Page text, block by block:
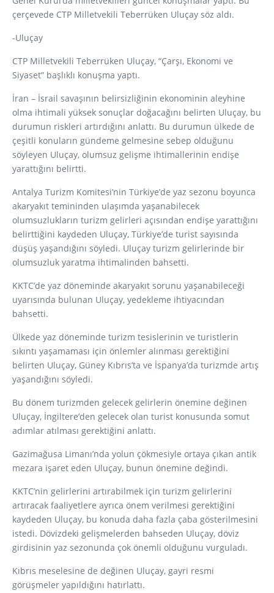
çerçevede CTP Milletvekili Teberrüken Uluçay söz aldı.
-Uluçay
CTP Milletvekili Teberrüken Uluçay, “Çarşı, Ekonomi ve
Siyaset” başlıklı konuşma yaptı.
İran – İsrail savaşının belirsizliğinin ekonominin aleyhine
olma ihtimali yüksek sonuçlar doğacağını belirten Uluçay, bu
durumun riskleri artırdığını anlattı. Bu durumun ülkede de
çeşitli konuların gündeme gelmesine sebep olduğunu
söyleyen Uluçay, olumsuz gelişme ihtimallerinin endişe
yarattığını belirtti.
Antalya Turizm Komitesi’nin Türkiye’de yaz sezonu boyunca
akaryakıt temininden ulaşımda yaşanabilecek
olumsuzlukların turizm gelirleri açısından endişe yarattığını
belirttiğini kaydeden Uluçay, Türkiye’de turist sayısında
düşüş yaşandığını söyledi. Uluçay turizm gelirlerinde bir
olumsuzluk yaratma ihtimalinden bahsetti.
KKTC’de yaz döneminde akaryakıt sorunu yaşanabileceği
uyarısında bulunan Uluçay, yedekleme ihtiyacından
bahsetti.
Ülkede yaz döneminde turizm tesislerinin ve turistlerin
sıkıntı yaşamaması için önlemler alınması gerektiğini
belirten Uluçay, Güney Kıbrıs’ta ve İspanya’da turizmde artış
yaşandığını söyledi.
Bu dönem turizmden gelecek gelirlerin önemine değinen
Uluçay, İngiltere’den gelecek olan turist konusunda somut
adımlar atılması gerektiğini anlattı.
Gazimağusa Limanı’nda yolun çökmesiyle ortaya çıkan antik
mezara işaret eden Uluçay, bunun önemine değindi.
KKTC’nin gelirlerini artırabilmek için turizm gelirlerini
artıracak faaliyetlere ayrıca önem verilmesi gerektiğini
kaydeden Uluçay, bu konuda daha fazla çaba gösterilmesini
istedi. Dövizdeki gelişmelerden bahseden Uluçay, döviz
girdisinin yaz sezonunda çok önemli olduğunu vurguladı.
Kıbrıs meselesine de değinen Uluçay, gayri resmi
görüşmeler yapıldığını hatırlattı.